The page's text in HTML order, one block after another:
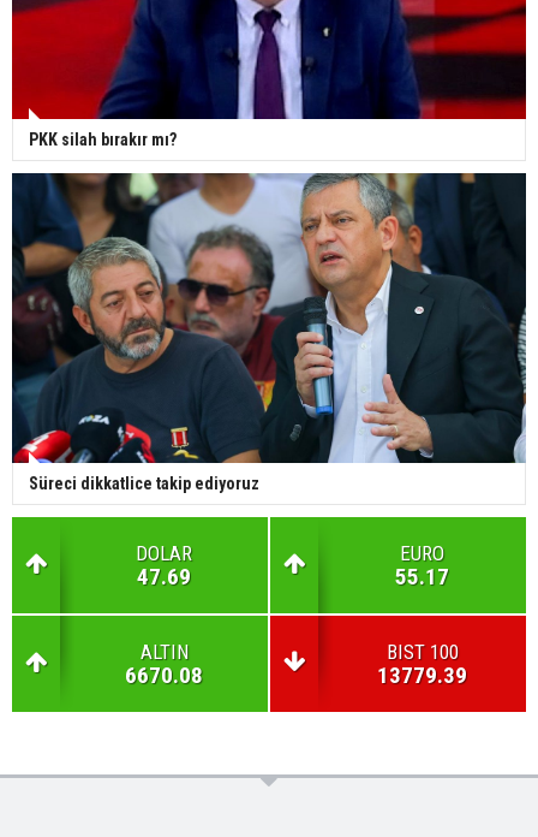
PKK silah bırakır mı?
Süreci dikkatlice takip ediyoruz
DOLAR
47.69
EURO
55.17
ALTIN
6670.08
BIST 100
13779.39